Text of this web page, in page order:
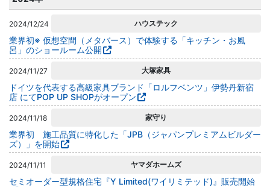
2024/12/24 ハウステック
業界初※ 仮想空間（メタバース）で体験する「キッチン・お風
呂」のショールーム公開
2024/11/27 大塚家具
ドイツを代表する高級家具ブランド「ロルフベンツ」伊勢丹新宿
店 にてPOP UP SHOPがオープン
2024/11/18 家守り
業界初 施工品質に特化した「JPB（ジャパンプレミアムビルダー
ズ）」を開始
2024/11/11 ヤマダホームズ
セミオーダー型規格住宅『Y Limited(ワイリミテッド)』販売開始